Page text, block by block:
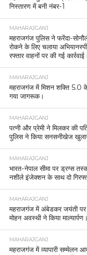
निस्तारण में बनी नंबर-1
MAHARAJGANJ
महराजगंज पुलिस ने फरेंदा-
रोकने के लिए चलाया
रफ्तार वाहनों पर की गई
MAHARAJGANJ
महराजगंज में मिशन शक्ति 5.0
गया जागरूक।
MAHARAJGANJ
पत्नी और प्रेमी ने मिलकर की
पुलिस ने किया सनसनीखेज
MAHARAJGANJ
भारत-नेपाल सीमा पर ड्रग्स
नशीले इंजेक्शन के साथ दो
MAHARAJGANJ
महराजगंज में अंबेडकर जयंती पर
मोहन अवस्थी ने किया माल्यार्पण।
MAHARAJGANJ
महराजगंज में व्यापारी सम्मेलन